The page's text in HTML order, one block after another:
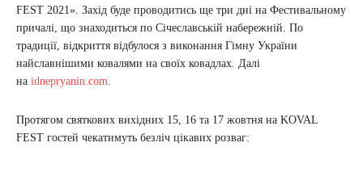
FEST 2021». Захід буде проводитись ще три дні на Фестивальному
причалі, що знаходиться по Січеславській набережній. По
традиції, відкриття відбулося з виконання Гімну України
найславнішими ковалями на своїх ковадлах. Далі
на idnepryanin.com.
Протягом святкових вихідних 15, 16 та 17 жовтня на KOVAL
FEST гостей чекатимуть безліч цікавих розваг: